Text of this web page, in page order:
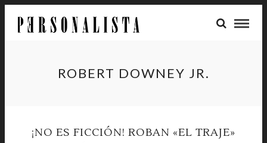
ROBERT DOWNEY JR.
¡NO ES FICCIÓN! ROBAN «EL TRAJE»